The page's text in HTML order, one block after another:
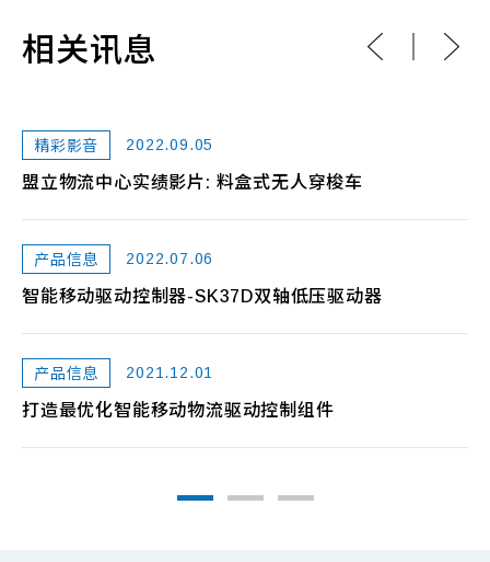
相关讯息
精彩影音 2022.09.05
盟立物流中心实绩影片: 料盒式无人穿梭车
产品信息 2022.07.06
智能移动驱动控制器-SK37D双轴低压驱动器
产品信息 2021.12.01
打造最优化智能移动物流驱动控制组件